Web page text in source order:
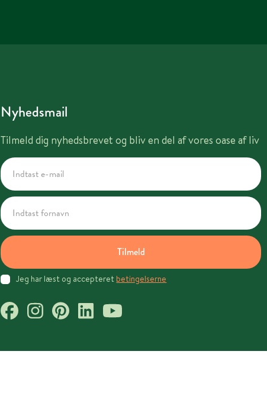
Nyhedsmail
Tilmeld dig nyhedsbrevet og bliv en del af vores oase af liv
Tilmeld
Jeg har læst og accepteret betingelserne